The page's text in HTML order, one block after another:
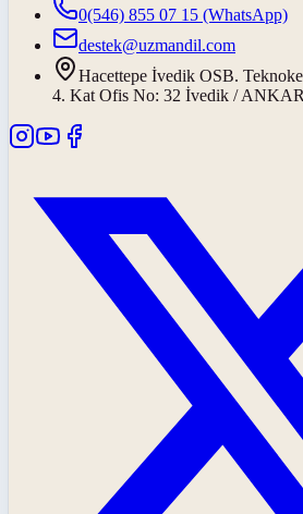
0(546) 855 07 15 (WhatsApp)
destek@uzmandil.com
Hacettepe İvedik OSB.
4. Kat Ofis No: 32 İvedik /